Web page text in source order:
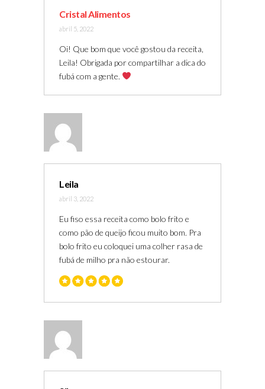
Cristal Alimentos
abril 5, 2022
Oi! Que bom que você gostou da receita,
Leila! Obrigada por compartilhar a dica do
fubá com a gente.
Leila
abril 3, 2022
Eu fiso essa receita como bolo frito e
como pão de queijo ficou muito bom. Pra
bolo frito eu coloquei uma colher rasa de
fubá de milho pra não estourar.